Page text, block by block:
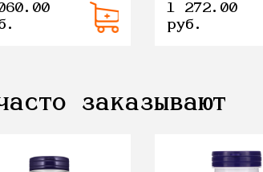
1 272.00
руб.
заказывают